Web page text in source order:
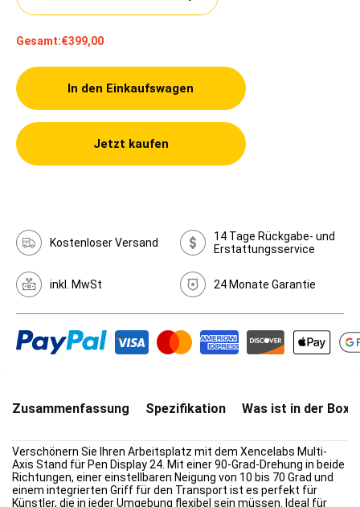
Gesamt:€399,00
In den Einkaufswagen
Jetzt kaufen
Kostenloser Versand
14 Tage Rückgabe- und
Erstattungsservice
inkl. MwSt 24 Monate Garantie
Zusammenfassung Spezifikation Was ist in der Box
Verschönern Sie Ihren Arbeitsplatz mit dem Xencelabs Multi-
Axis Stand für Pen Display 24. Mit einer 90-Grad-Drehung in beide
Richtungen, einer einstellbaren Neigung von 10 bis 70 Grad und
einem integrierten Griff für den Transport ist es perfekt für
Künstler, die in jeder Umgebung flexibel sein müssen. Ideal für